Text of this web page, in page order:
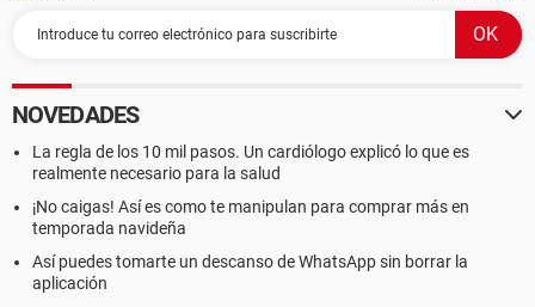
NOVEDADES
La regla de los 10 mil pasos. Un cardiólogo explicó lo que es
realmente necesario para la salud
¡No caigas! Así es como te manipulan para comprar más en
temporada navideña
Así puedes tomarte un descanso de WhatsApp sin borrar la
aplicación